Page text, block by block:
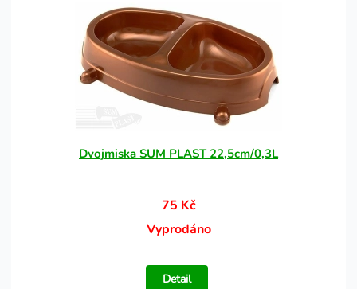
Dvojmiska SUM PLAST 22,5cm/0,3L
75 Kč
Vyprodáno
Detail